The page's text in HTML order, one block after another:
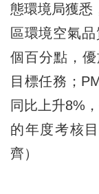
態環境局獲悉
區環境空氣
個百分點，
目標任務；
同比上升8%
的年度考核
齊）